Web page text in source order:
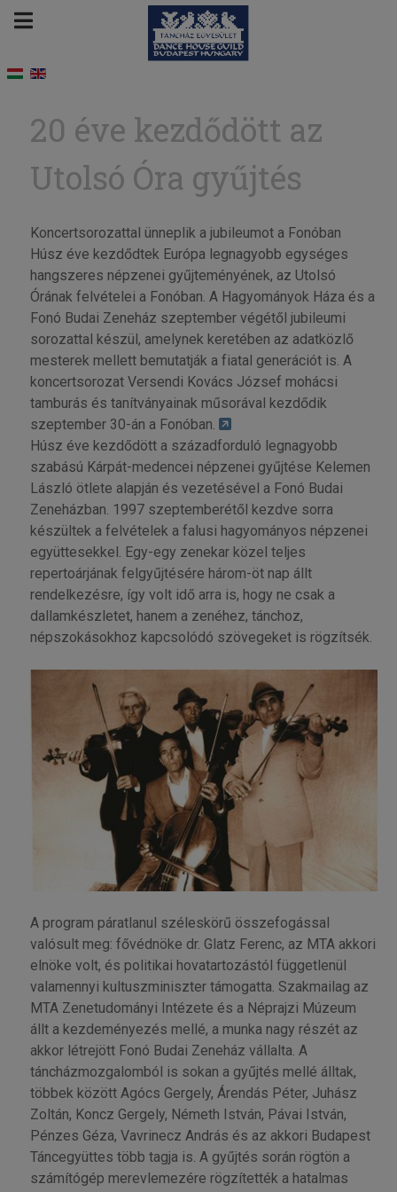
20 éve kezdődött az
Utolsó Óra gyűjtés
Koncertsorozattal ünneplik a jubileumot a Fonóban
Húsz éve kezdődtek Európa legnagyobb egységes
hangszeres népzenei gyűjteményének, az Utolsó
Órának felvételei a Fonóban. A Hagyományok Háza és a
Fonó Budai Zeneház szeptember végétől jubileumi
sorozattal készül, amelynek keretében az adatközlő
mesterek mellett bemutatják a fiatal generációt is. A
koncertsorozat Versendi Kovács József mohácsi
tamburás és tanítványainak műsorával kezdődik
szeptember 30-án a Fonóban.
Húsz éve kezdődött a századforduló legnagyobb
szabású Kárpát-medencei népzenei gyűjtése Kelemen
László ötlete alapján és vezetésével a Fonó Budai
Zeneházban. 1997 szeptemberétől kezdve sorra
készültek a felvételek a falusi hagyományos népzenei
együttesekkel. Egy-egy zenekar közel teljes
repertoárjának felgyűjtésére három-öt nap állt
rendelkezésre, így volt idő arra is, hogy ne csak a
dallamkészletet, hanem a zenéhez, tánchoz,
népszokásokhoz kapcsolódó szövegeket is rögzítsék.
A program páratlanul széleskörű összefogással
valósult meg: fővédnöke dr. Glatz Ferenc, az MTA akkori
elnöke volt, és politikai hovatartozástól függetlenül
valamennyi kultuszminiszter támogatta. Szakmailag az
MTA Zenetudományi Intézete és a Néprajzi Múzeum
állt a kezdeményezés mellé, a munka nagy részét az
akkor létrejött Fonó Budai Zeneház vállalta. A
táncházmozgalomból is sokan a gyűjtés mellé álltak,
többek között Agócs Gergely, Árendás Péter, Juhász
Zoltán, Koncz Gergely, Németh István, Pávai István,
Pénzes Géza, Vavrinecz András és az akkori Budapest
Táncegyüttes több tagja is. A gyűjtés során rögtön a
számítógép merevlemezére rögzítették a hatalmas